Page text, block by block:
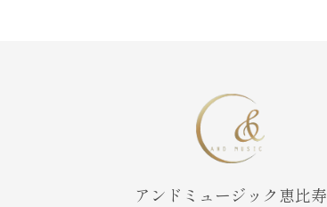
アンドミュージック恵比寿